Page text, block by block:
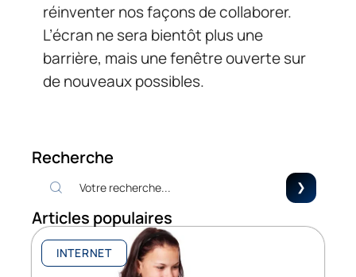
réinventer nos façons de collaborer.
L’écran ne sera bientôt plus une
barrière, mais une fenêtre ouverte sur
de nouveaux possibles.
Recherche
Articles populaires
INTERNET